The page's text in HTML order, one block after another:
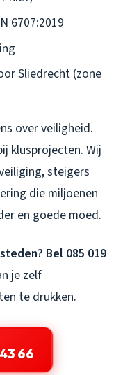
6707:2019
Sliedrecht (zone
over veiligheid.
klusprojecten. Wij
steigers
die miljoenen
en goede moed.
Bel 085 019
je zelf
te drukken.
66